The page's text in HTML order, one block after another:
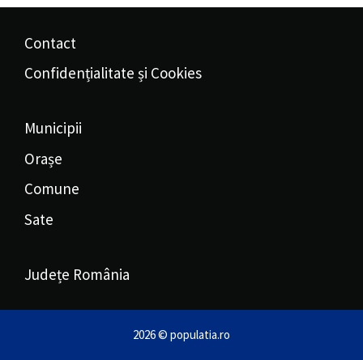
Contact
Confidențialitate și Cookies
Municipii
Orașe
Comune
Sate
Județe România
2026 © populatia.ro